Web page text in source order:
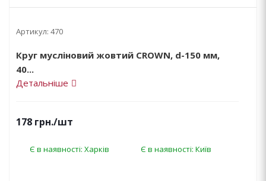
Артикул: 470
Круг мусліновий жовтий CROWN, d-150 мм,
40...
Детальніше
178 грн./шт
Є в наявності: Харків Є в наявності: Київ